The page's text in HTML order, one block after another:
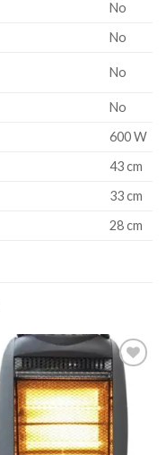
No
No
No
No
600 W
43 cm
33 cm
28 cm
Añadir
lista de
deseos